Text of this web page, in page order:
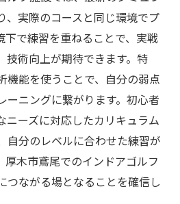
、実際のコースと同じ環境でプ
下で練習を重ねることで、実戦
技術向上が期待できます。特
機能を使うことで、自分の弱点
ーニングに繋がります。初心者
ニーズに対応したカリキュラム
自分のレベルに合わせた練習が
厚木市鳶尾でのインドアゴルフ
つながる場となることを確信し